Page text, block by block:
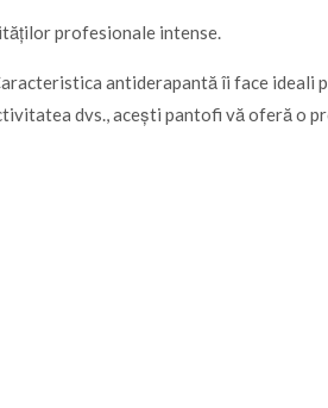
profesionale intense.
antiderapantă îi face ideali
dvs., acești pantofi vă oferă o